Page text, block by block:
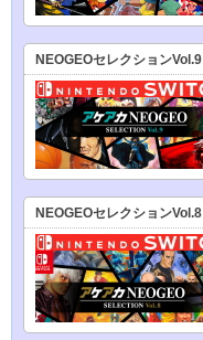
NEOGEOセレクションVol.9
NEOGEOセレクションVol.8